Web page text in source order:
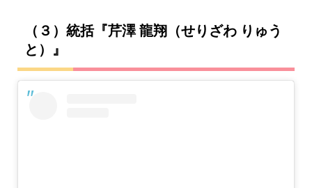
（３）統括『芹澤 龍翔（せりざわ りゅう
と）』